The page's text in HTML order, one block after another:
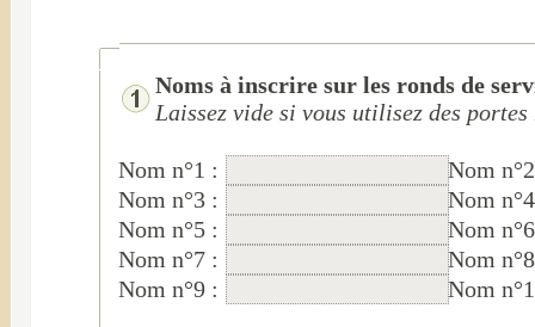
Noms à inscrire sur les ronds de
Laissez vide si vous utilisez des portes
Nom n°1 :
Nom
Nom n°3 :
Nom
Nom n°5 :
Nom
Nom n°7 :
Nom
Nom n°9 :
Nom